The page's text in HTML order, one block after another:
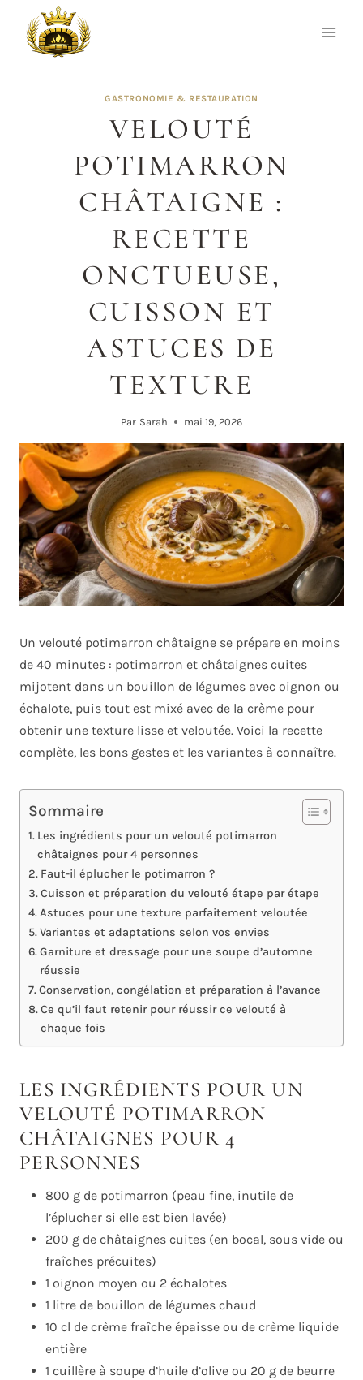
contenu
GASTRONOMIE & RESTAURATION
VELOUTÉ
POTIMARRON
CHÂTAIGNE :
RECETTE
ONCTUEUSE,
CUISSON ET
ASTUCES DE
TEXTURE
Par Sarah mai 19, 2026
Un velouté potimarron châtaigne se prépare en moins
de 40 minutes : potimarron et châtaignes cuites
mijotent dans un bouillon de légumes avec oignon ou
échalote, puis tout est mixé avec de la crème pour
obtenir une texture lisse et veloutée. Voici la recette
complète, les bons gestes et les variantes à connaître.
Sommaire
Les ingrédients pour un velouté potimarron
châtaignes pour 4 personnes
Faut-il éplucher le potimarron ?
Cuisson et préparation du velouté étape par étape
Astuces pour une texture parfaitement veloutée
Variantes et adaptations selon vos envies
Garniture et dressage pour une soupe d’automne
réussie
Conservation, congélation et préparation à l’avance
Ce qu’il faut retenir pour réussir ce velouté à
chaque fois
LES INGRÉDIENTS POUR UN
VELOUTÉ POTIMARRON
CHÂTAIGNES POUR 4
PERSONNES
800 g de potimarron (peau fine, inutile de
l’éplucher si elle est bien lavée)
200 g de châtaignes cuites (en bocal, sous vide ou
fraîches précuites)
1 oignon moyen ou 2 échalotes
1 litre de bouillon de légumes chaud
10 cl de crème fraîche épaisse ou de crème liquide
entière
1 cuillère à soupe d’huile d’olive ou 20 g de beurre